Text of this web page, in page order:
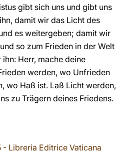
gibt sich uns und gibt uns
damit wir das Licht des
es weitergeben; damit wir
so zum Frieden in der Welt
Herr, mache deine
werden, wo Unfrieden
wo Haß ist. Laß Licht werden,
zu Trägern deines Friedens.
Libreria Editrice Vaticana